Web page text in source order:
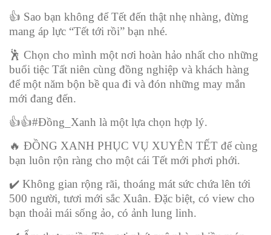
👍 Sao bạn không để Tết đến thật nhẹ nhàng, đừng
mang áp lực “Tết tới rồi” bạn nhé.
🕺 Chọn cho mình một nơi hoàn hảo nhất cho những
buổi tiệc Tất niên cùng đồng nghiệp và khách hàng
để một năm bộn bề qua đi và đón những may mắn
mới đang đến.
👍👍#Đồng_Xanh là một lựa chọn hợp lý.
🔥 ĐỒNG XANH PHỤC VỤ XUYÊN TẾT để cùng
bạn luôn rộn ràng cho một cái Tết mới phơi phới.
✔ ️ Không gian rộng rãi, thoáng mát sức chứa lên tới
500 người, tươi mới sắc Xuân. Đặc biệt, có view cho
bạn thoải mái sống ảo, có ảnh lung linh.